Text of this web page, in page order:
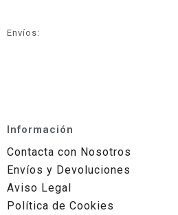
Envíos:
Información
Contacta con Nosotros
Envíos y Devoluciones
Aviso Legal
Política de Cookies